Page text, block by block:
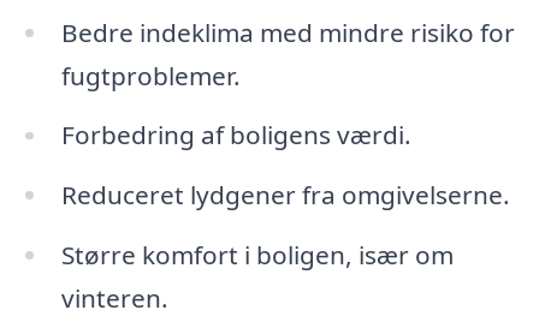
Bedre indeklima med mindre risiko for
fugtproblemer.
Forbedring af boligens værdi.
Reduceret lydgener fra omgivelserne.
Større komfort i boligen, især om
vinteren.